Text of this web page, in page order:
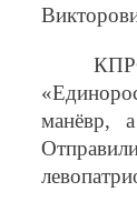
манёвр,